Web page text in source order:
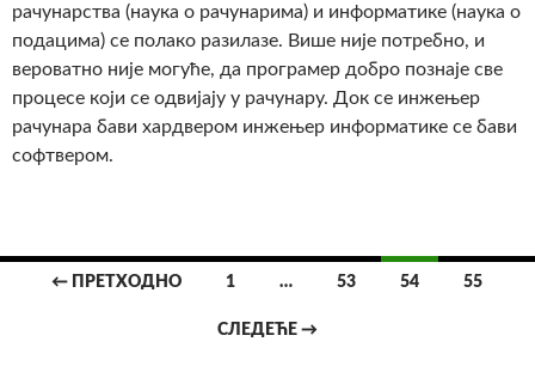
рачунарства (наука о рачунарима) и информатике (наука о
подацима) се полако разилазе. Више није потребно, и
вероватно није могуће, да програмер добро познаје све
процесе који се одвијају у рачунару. Док се инжењер
рачунара бави хардвером инжењер информатике се бави
софтвером.
← ПРЕТХОДНО 1 … 53 54 55
СЛЕДЕЋЕ →